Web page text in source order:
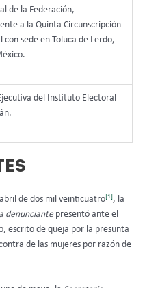
de la Federación,
a la Quinta Circunscripción
con sede en Toluca de Lerdo,
del Instituto Electoral
de dos mil veinticuatro[1], la
denunciantepresentó ante el
escrito de queja por la presunta
de las mujeres por razón de